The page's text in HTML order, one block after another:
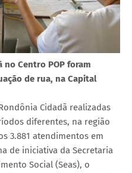
no Centro POP foram
de rua, na Capital
Cidadã realizadas
diferentes, na região
3.881 atendimentos em
de iniciativa da Secretaria
Social (Seas), o